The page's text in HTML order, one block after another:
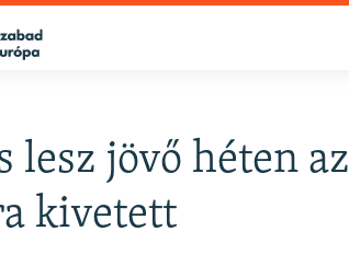
lesz jövő héten az
kivetett